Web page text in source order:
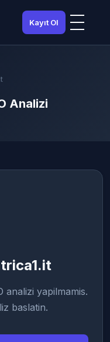
Kayıt Ol
Analizi
analizi yapilmamis.
baslatin.